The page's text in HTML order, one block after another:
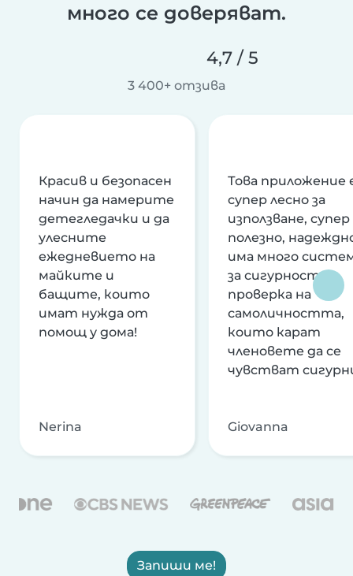
много се доверяват.
4,7 / 5
3 400+ отзива
Красив и безопасен
начин да намерите
детегледачки и да
улесните
ежедневието на
майките и
бащите, които
имат нужда от
помощ у дома!
Nerina
Това приложение
супер лесно за
използване, супер
полезно,
има много
за сигурност и
проверка на
самоличността,
които карат
членовете да се
чувстват
Giovanna
Запиши ме!